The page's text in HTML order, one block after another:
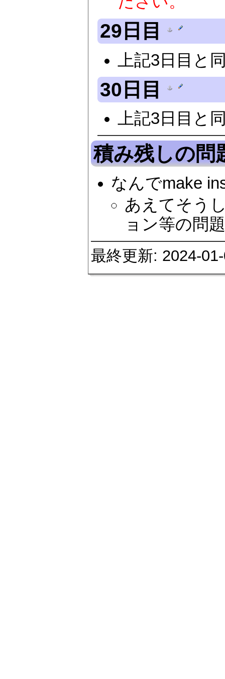
29日目
上記3日目と
30日目
上記3日目と
積み残しの問
なんでmake
あえてそう
ョン等の問
最終更新: 2024-